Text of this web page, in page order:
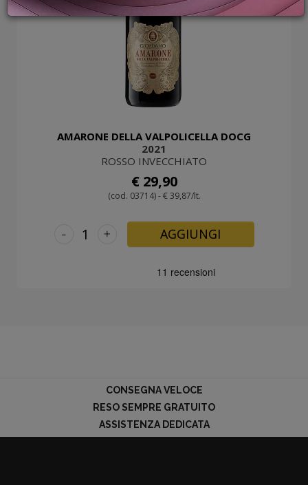
GIFT
AMARONE DELLA VALPOLICELLA DOCG
2021
ROSSO INVECCHIATO
€ 29,90
(cod. 03714) - € 39,87/lt.
+
- AGGIUNGI
CONSEGNA VELOCE
RESO SEMPRE GRATUITO
ASSISTENZA DEDICATA